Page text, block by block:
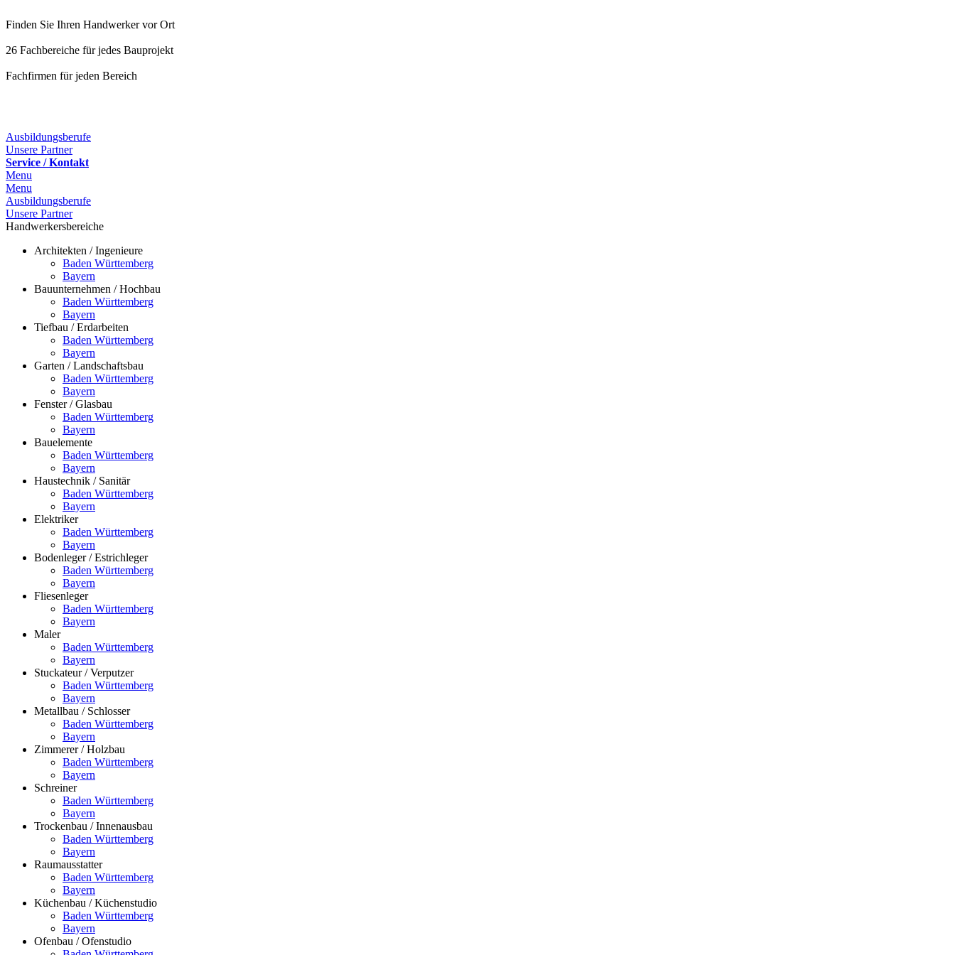
Finden Sie Ihren Handwerker vor Ort
26 Fachbereiche für jedes Bauprojekt
Fachfirmen für jeden Bereich
Ausbildungsberufe
Unsere Partner
Service / Kontakt
Menu
Menu
Ausbildungsberufe
Unsere Partner
Handwerkersbereiche
Architekten / Ingenieure
Baden Württemberg
Bayern
Bauunternehmen / Hochbau
Baden Württemberg
Bayern
Tiefbau / Erdarbeiten
Baden Württemberg
Bayern
Garten / Landschaftsbau
Baden Württemberg
Bayern
Fenster / Glasbau
Baden Württemberg
Bayern
Bauelemente
Baden Württemberg
Bayern
Haustechnik / Sanitär
Baden Württemberg
Bayern
Elektriker
Baden Württemberg
Bayern
Bodenleger / Estrichleger
Baden Württemberg
Bayern
Fliesenleger
Baden Württemberg
Bayern
Maler
Baden Württemberg
Bayern
Stuckateur / Verputzer
Baden Württemberg
Bayern
Metallbau / Schlosser
Baden Württemberg
Bayern
Zimmerer / Holzbau
Baden Württemberg
Bayern
Schreiner
Baden Württemberg
Bayern
Trockenbau / Innenausbau
Baden Württemberg
Bayern
Raumausstatter
Baden Württemberg
Bayern
Küchenbau / Küchenstudio
Baden Württemberg
Bayern
Ofenbau / Ofenstudio